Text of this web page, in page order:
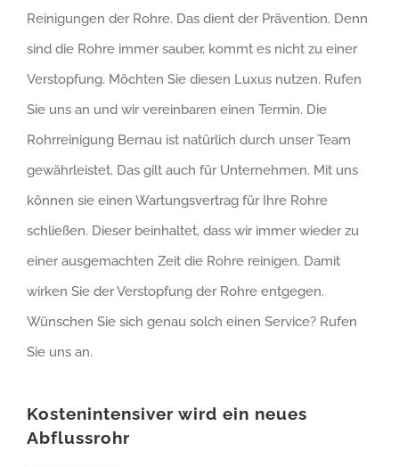
Reinigungen der Rohre. Das dient der Prävention. Denn
sind die Rohre immer sauber, kommt es nicht zu einer
Verstopfung. Möchten Sie diesen Luxus nutzen. Rufen
Sie uns an und wir vereinbaren einen Termin. Die
Rohrreinigung Bernau ist natürlich durch unser Team
gewährleistet. Das gilt auch für Unternehmen. Mit uns
können sie einen Wartungsvertrag für Ihre Rohre
schließen. Dieser beinhaltet, dass wir immer wieder zu
einer ausgemachten Zeit die Rohre reinigen. Damit
wirken Sie der Verstopfung der Rohre entgegen.
Wünschen Sie sich genau solch einen Service? Rufen
Sie uns an.
Kostenintensiver wird ein neues
Abflussrohr